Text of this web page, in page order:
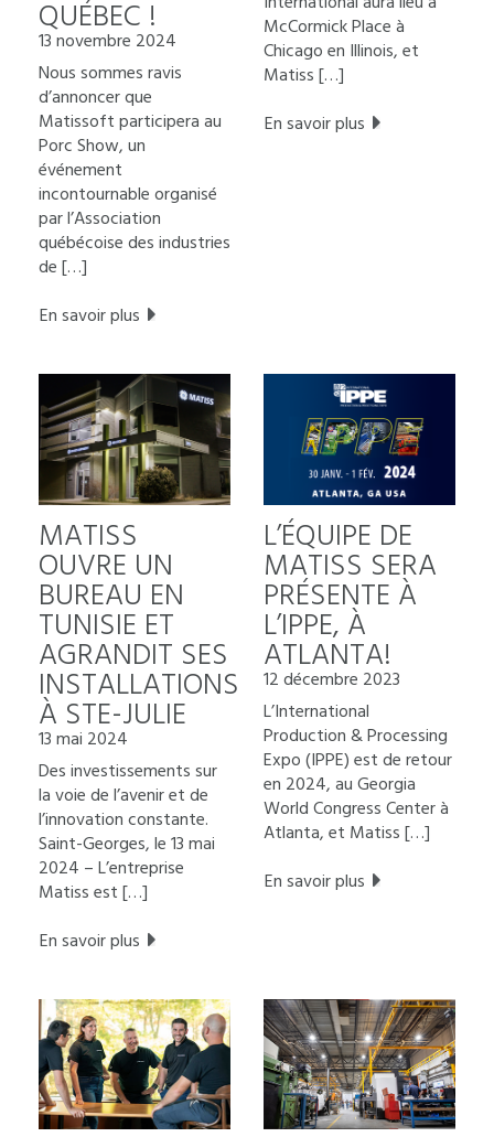
QUÉBEC !
13 novembre 2024
Nous sommes ravis
d’annoncer que
Matissoft participera au
Porc Show, un
événement
incontournable organisé
par l’Association
québécoise des industries
de […]
En savoir plus
McCormick Place à
Chicago en Illinois, et
Matiss […]
En savoir plus
MATISS
OUVRE UN
BUREAU EN
TUNISIE ET
AGRANDIT SES
INSTALLATIONS
À STE-JULIE
13 mai 2024
Des investissements sur
la voie de l’avenir et de
l’innovation constante.
Saint-Georges, le 13 mai
2024 – L’entreprise
Matiss est […]
En savoir plus
L’ÉQUIPE DE
MATISS SERA
PRÉSENTE À
L’IPPE, À
ATLANTA!
12 décembre 2023
L’International
Production & Processing
Expo (IPPE) est de retour
en 2024, au Georgia
World Congress Center à
Atlanta, et Matiss […]
En savoir plus